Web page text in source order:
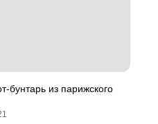
бунтарь из парижского